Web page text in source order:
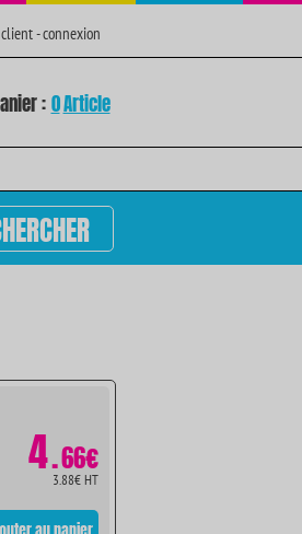
- connexion
: 0Article
4.66€
3.88€ HT